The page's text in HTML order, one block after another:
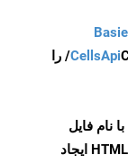
CellsApiCellsApi</aient/Client/ را
با نام فایل
محلی و فرمت تنظیم شده روی HTML ایجاد